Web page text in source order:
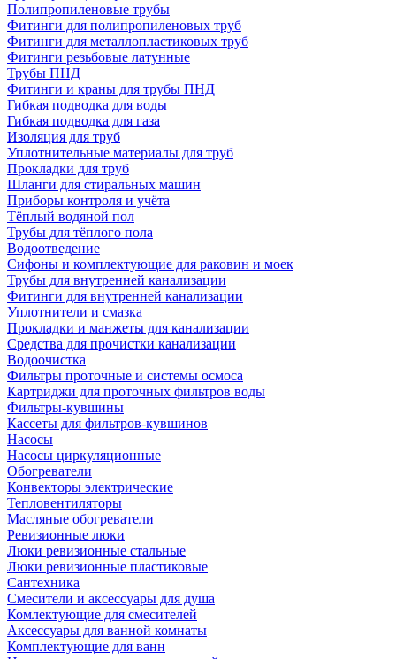
Полипропиленовые трубы
Фитинги для полипропиленовых труб
Фитинги для металлопластиковых труб
Фитинги резьбовые латунные
Трубы ПНД
Фитинги и краны для трубы ПНД
Гибкая подводка для воды
Гибкая подводка для газа
Изоляция для труб
Уплотнительные материалы для труб
Прокладки для труб
Шланги для стиральных машин
Приборы контроля и учёта
Тёплый водяной пол
Трубы для тёплого пола
Водоотведение
Сифоны и комплектующие для раковин и моек
Трубы для внутренней канализации
Фитинги для внутренней канализации
Уплотнители и смазка
Прокладки и манжеты для канализации
Средства для прочистки канализации
Водоочистка
Фильтры проточные и системы осмоса
Картриджи для проточных фильтров воды
Фильтры-кувшины
Кассеты для фильтров-кувшинов
Насосы
Насосы циркуляционные
Обогреватели
Конвекторы электрические
Тепловентиляторы
Масляные обогреватели
Ревизионные люки
Люки ревизионные стальные
Люки ревизионные пластиковые
Сантехника
Смесители и аксессуары для душа
Комлектующие для смесителей
Аксессуары для ванной комнаты
Комплектующие для ванн